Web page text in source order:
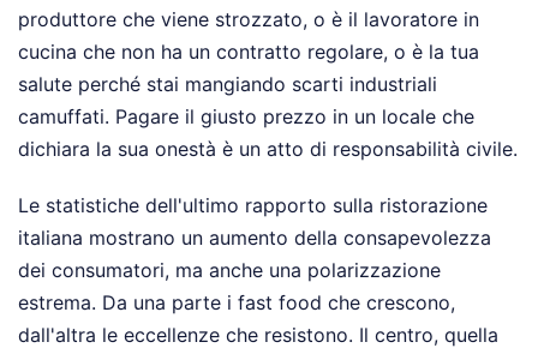
produttore che viene strozzato, o è il lavoratore in
cucina che non ha un contratto regolare, o è la tua
salute perché stai mangiando scarti industriali
camuffati. Pagare il giusto prezzo in un locale che
dichiara la sua onestà è un atto di responsabilità civile.
Le statistiche dell'ultimo rapporto sulla ristorazione
italiana mostrano un aumento della consapevolezza
dei consumatori, ma anche una polarizzazione
estrema. Da una parte i fast food che crescono,
dall'altra le eccellenze che resistono. Il centro, quella